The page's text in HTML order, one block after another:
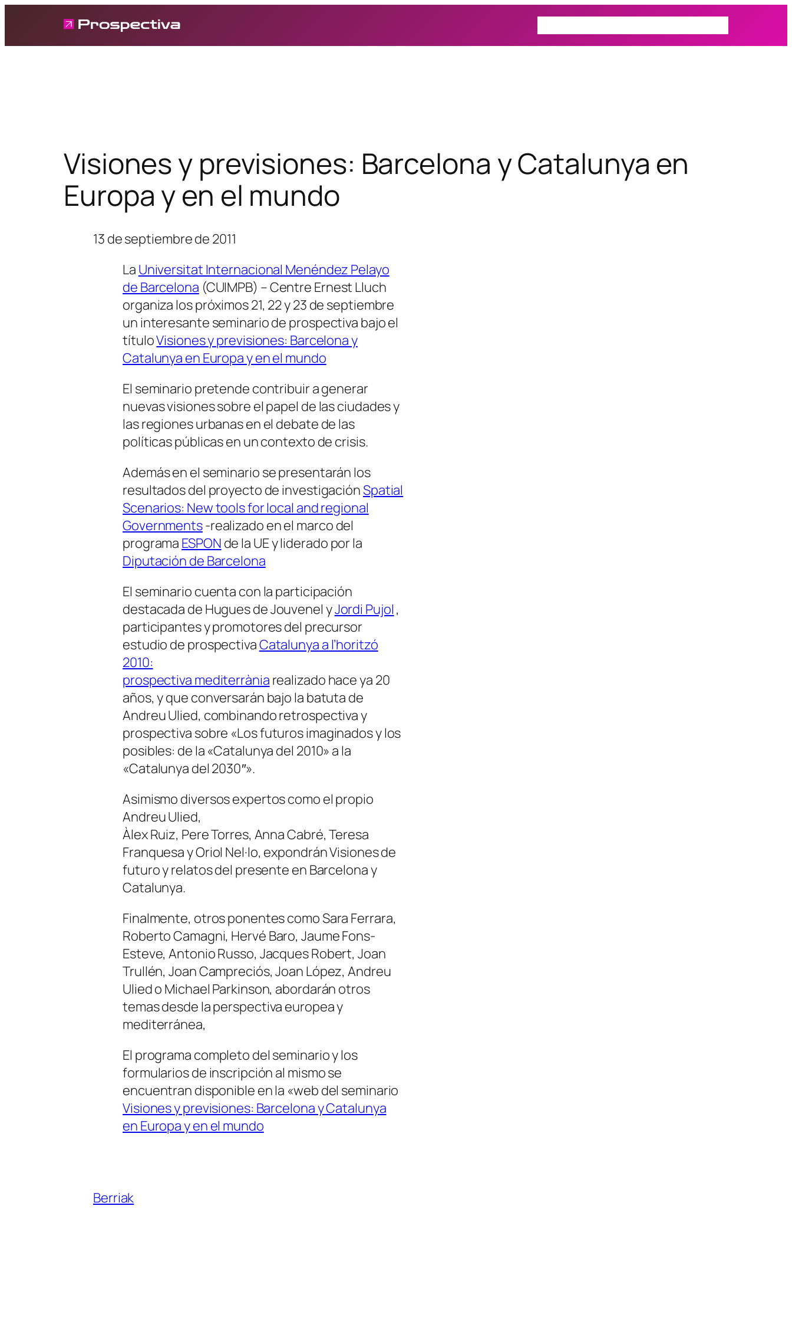
contenido
Visiones y previsiones: Barcelona y Catalunya en
Europa y en el mundo
13 de septiembre de 2011
La Universitat Internacional Menéndez Pelayo
de Barcelona (CUIMPB) – Centre Ernest Lluch
organiza los próximos 21, 22 y 23 de septiembre
un interesante seminario de prospectiva bajo el
títuloVisiones y previsiones: Barcelona y
Catalunya en Europa y en el mundo
El seminario pretende contribuir a generar
nuevas visiones sobre el papel de las ciudades y
las regiones urbanas en el debate de las
políticas públicas en un contexto de crisis.
Además en el seminario se presentarán los
resultados del proyecto de investigaciónSpatial
Scenarios: New tools for local and regional
Governments-realizado en el marco del
programa ESPON de la UE y liderado por la
Diputación de Barcelona
El seminario cuenta con la participación
destacada de Hugues de Jouvenel yJordi Pujol ,
participantes y promotores del precursor
estudio de prospectivaCatalunya a l’horitzó
2010:
prospectiva mediterrània realizado hace ya 20
años, y que conversarán bajo la batuta de
Andreu Ulied, combinando retrospectiva y
prospectiva sobre «Los futuros imaginados y los
posibles: de la «Catalunya del 2010» a la
«Catalunya del 2030″».
Asimismo diversos expertos como el propio
Andreu Ulied,
Àlex Ruiz, Pere Torres, Anna Cabré, Teresa
Franquesa y Oriol Nel·lo, expondrán Visiones de
futuro y relatos del presente en Barcelona y
Catalunya.
Finalmente, otros ponentes como Sara Ferrara,
Roberto Camagni, Hervé Baro, Jaume Fons-
Esteve, Antonio Russo, Jacques Robert, Joan
Trullén, Joan Campreciós, Joan López, Andreu
Ulied o Michael Parkinson, abordarán otros
temas desde la perspectiva europea y
mediterránea,
El programa completo del seminario y los
formularios de inscripción al mismo se
encuentran disponible en la «web del seminario
Visiones y previsiones: Barcelona y Catalunya
en Europa y en el mundo
Berriak